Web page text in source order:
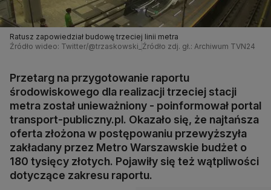
Ratusz zapowiedział budowę trzeciej linii metra
Źródło wideo: Twitter/@trzaskowski_ Źródło zdj. gł.: Archiwum TVN24
Przetarg na przygotowanie raportu
środowiskowego dla realizacji trzeciej stacji
metra został unieważniony - poinformował portal
transport-publiczny.pl. Okazało się, że najtańsza
oferta złożona w postępowaniu przewyższyła
zakładany przez Metro Warszawskie budżet o
180 tysięcy złotych. Pojawiły się też wątpliwości
dotyczące zakresu raportu.